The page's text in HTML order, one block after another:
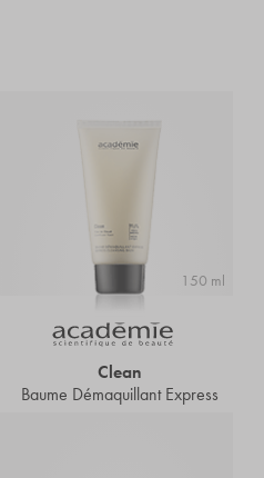
150 ml
Clean
Baume Démaquillant Express